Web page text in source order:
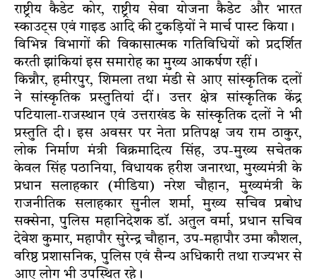
राष्ट्रीय कैडेट कोर, राष्ट्रीय सेवा योजना कैडेट और भारत
स्काउट्स एवं गाइड आदि की टुकड़ियों ने मार्च पास्ट किया।
विभिन्न विभागों की विकासात्मक गतिविधियों को प्रदर्शित
करती झांकियां इस समारोह का मुख्य आकर्षण रहीं।
किन्नौर, हमीरपुर, शिमला तथा मंडी से आए सांस्कृतिक दलों
ने सांस्कृतिक प्रस्तुतियां दीं। उत्तर क्षेत्र सांस्कृतिक केंद्र
पटियाला-राजस्थान एवं उत्तराखंड के सांस्कृतिक दलों ने भी
प्रस्तुति दी। इस अवसर पर नेता प्रतिपक्ष जय राम ठाकुर,
लोक निर्माण मंत्री विक्रमादित्य सिंह, उप-मुख्य सचेतक
केवल सिंह पठानिया, विधायक हरीश जनारथा, मुख्यमंत्री के
प्रधान सलाहकार (मीडिया) नरेश चौहान, मुख्यमंत्री के
राजनीतिक सलाहकार सुनील शर्मा, मुख्य सचिव प्रबोध
सक्सेना, पुलिस महानिदेशक डॉ. अतुल वर्मा, प्रधान सचिव
देवेश कुमार, महापौर सुरेन्द्र चौहान, उप-महापौर उमा कौशल,
वरिष्ठ प्रशासनिक, पुलिस एवं सैन्य अधिकारी तथा राज्यभर से
आए लोग भी उपस्थित रहे।